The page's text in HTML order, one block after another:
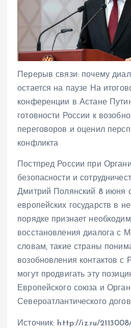
Перерыв связи: почему
остается на паузе На
конференции в Астане
готовности России к
переговоров и оценил
конфликта
Постпред России при
безопасности и
Дмитрий Полянский 8 июня
европейских государств в
порядке признает
восстановления диалога с
словам, такие страны
возобновления контактов с
могут продвигать эту
Европейского союза и
Североатлантического
Источник: http://iz.ru/